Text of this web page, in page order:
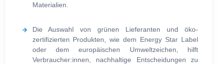
Materialien.
Die Auswahl von grünen Lieferanten und öko-
zertifizierten Produkten, wie dem Energy Star Label
oder dem europäischen Umweltzeichen, hilft
Verbraucher:innen, nachhaltige Entscheidungen zu